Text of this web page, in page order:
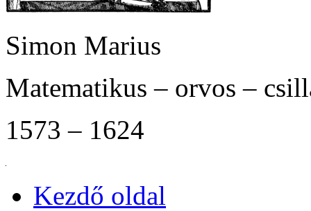
Simon Marius
Matematikus – orvos –
1573 – 1624
Kezdő oldal